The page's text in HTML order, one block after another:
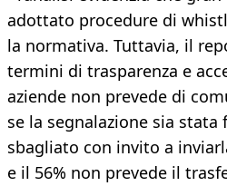
adottato procedure di
la normativa. Tuttavia, il
termini di trasparenza e
aziende non prevede di
se la segnalazione sia
sbagliato con invito a
e il 56% non prevede il